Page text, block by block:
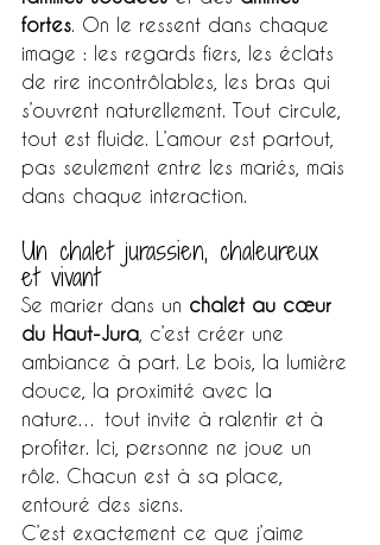
fortes. On le ressent dans chaque
image : les regards fiers, les éclats
de rire incontrôlables, les bras qui
s’ouvrent naturellement. Tout circule,
tout est fluide. L’amour est partout,
pas seulement entre les mariés, mais
dans chaque interaction.
Un chalet jurassien, chaleureux
et vivant
Se marier dans un chalet au cœur
du Haut-Jura , c’est créer une
ambiance à part. Le bois, la lumière
douce, la proximité avec la
nature… tout invite à ralentir et à
profiter. Ici, personne ne joue un
rôle. Chacun est à sa place,
entouré des siens.
C’est exactement ce que j’aime